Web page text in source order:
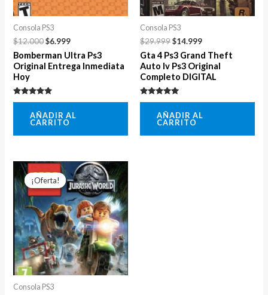
Consola PS3
$12.000$6.999
Bomberman Ultra Ps3
Original Entrega Inmediata
Hoy
Valorado
AÑADIR AL
CARRITO
Consola PS3
$29.999$14.999
Gta 4 Ps3 Grand Theft
Auto Iv Ps3 Original
Completo DIGITAL
Valorado
AÑADIR AL
CARRITO
¡Oferta!
¡Oferta!
Consola PS3
El
precio
original
era:
$12.000.
precio
actual
es:
$7.999.